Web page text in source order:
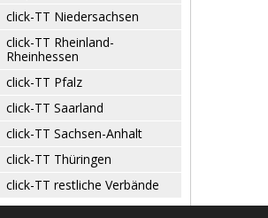
click-TT Niedersachsen
click-TT Rheinland-
Rheinhessen
click-TT Pfalz
click-TT Saarland
click-TT Sachsen-Anhalt
click-TT Thüringen
click-TT restliche Verbände